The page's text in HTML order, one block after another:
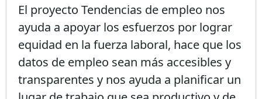
El proyecto Tendencias de empleo nos
ayuda a apoyar los esfuerzos por lograr
equidad en la fuerza laboral, hace que los
datos de empleo sean más accesibles y
transparentes y nos ayuda a planificar un